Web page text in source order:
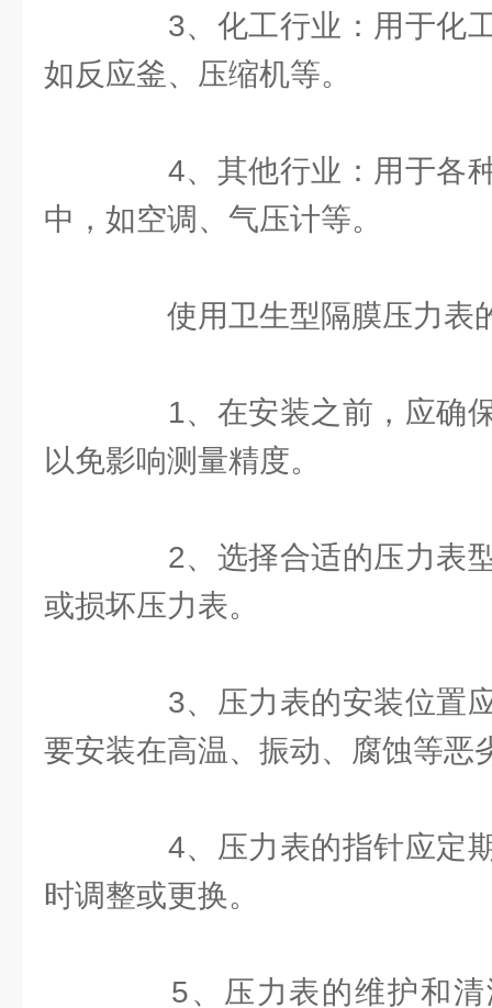
3、化工行业：用于化工
如反应釜、压缩机等。
4、其他行业：用于各种
中，如空调、气压计等。
使用卫生型隔膜压力表
1、在安装之前，应确保
以免影响测量精度。
2、选择合适的压力表型
或损坏压力表。
3、压力表的安装位置应
要安装在高温、振动、腐蚀等恶
4、压力表的指针应定期
时调整或更换。
5、压力表的维护和清